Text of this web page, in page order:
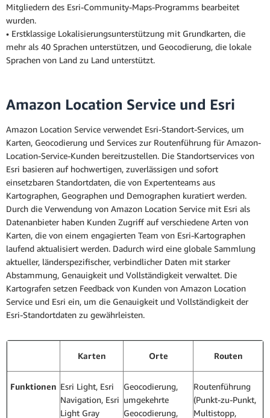
Mitgliedern des Esri-Community-Maps-Programms bearbeitet
wurden.
• Erstklassige Lokalisierungsunterstützung mit Grundkarten, die
mehr als 40 Sprachen unterstützen, und Geocodierung, die lokale
Sprachen von Land zu Land unterstützt.
Amazon Location Service und Esri
Amazon Location Service verwendet Esri-Standort-Services, um
Karten, Geocodierung und Services zur Routenführung für Amazon-
Location-Service-Kunden bereitzustellen. Die Standortservices von
Esri basieren auf hochwertigen, zuverlässigen und sofort
einsetzbaren Standortdaten, die von Expertenteams aus
Kartographen, Geographen und Demographen kuratiert werden.
Durch die Verwendung von Amazon Location Service mit Esri als
Datenanbieter haben Kunden Zugriff auf verschiedene Arten von
Karten, die von einem engagierten Team von Esri-Kartographen
laufend aktualisiert werden. Dadurch wird eine globale Sammlung
aktueller, länderspezifischer, verbindlicher Daten mit starker
Abstammung, Genauigkeit und Vollständigkeit verwaltet. Die
Kartografen setzen Feedback von Kunden von Amazon Location
Service und Esri ein, um die Genauigkeit und Vollständigkeit der
Esri-Standortdaten zu gewährleisten.
Karten Orte Routen
Funktionen Esri Light, Esri
Navigation, Esri
Light Gray
Geocodierung,
umgekehrte
Geocodierung,
Routenführung
(Punkt-zu-Punkt,
Multistopp,